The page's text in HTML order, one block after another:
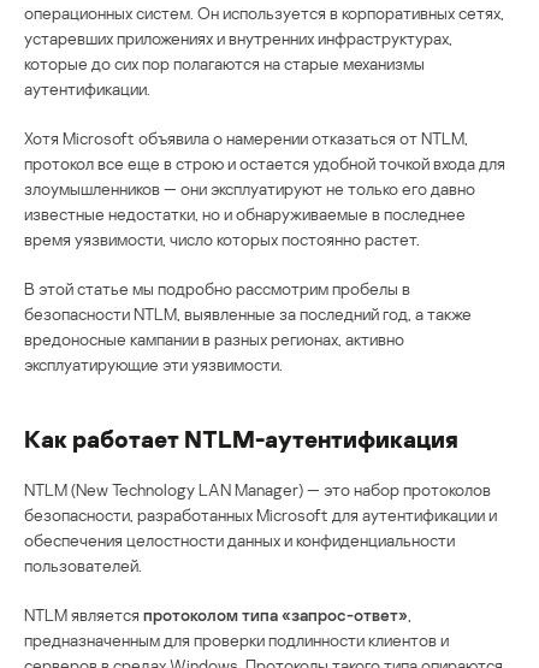
операционных систем. Он используется в корпоративных сетях,
устаревших приложениях и внутренних инфраструктурах,
которые до сих пор полагаются на старые механизмы
аутентификации.
Хотя Microsoft объявила о намерении отказаться от NTLM,
протокол все еще в строю и остается удобной точкой входа для
злоумышленников — они эксплуатируют не только его давно
известные недостатки, но и обнаруживаемые в последнее
время уязвимости, число которых постоянно растет.
В этой статье мы подробно рассмотрим пробелы в
безопасности NTLM, выявленные за последний год, а также
вредоносные кампании в разных регионах, активно
эксплуатирующие эти уязвимости.
Как работает NTLM-аутентификация
NTLM (New Technology LAN Manager) — это набор протоколов
безопасности, разработанных Microsoft для аутентификации и
обеспечения целостности данных и конфиденциальности
пользователей.
NTLM является протоколом типа «запрос-ответ»
предназначенным для проверки подлинности клиентов и